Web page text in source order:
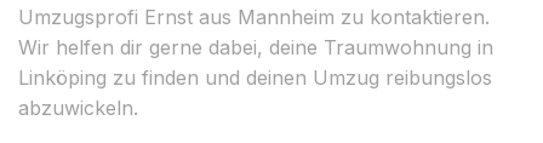
Umzugsprofi Ernst aus Mannheim zu kontaktieren.
Wir helfen dir gerne dabei, deine Traumwohnung in
Linköping zu finden und deinen Umzug reibungslos
abzuwickeln.